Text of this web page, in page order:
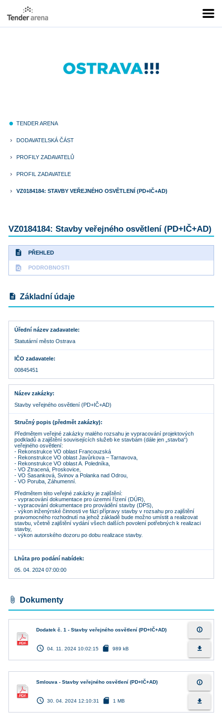
fiber_manual_record TENDER ARENA
keyboard_arrow_right DODAVATELSKÁ ČÁST
keyboard_arrow_right PROFILY ZADAVATELŮ
keyboard_arrow_right PROFIL ZADAVATELE
keyboard_arrow_right VZ0184184: STAVBY VEŘEJNÉHO OSVĚTLENÍ (PD+IČ+AD)
VZ0184184: Stavby veřejného osvětlení (PD+IČ+AD)
description PŘEHLED
find_in_page PODROBNOSTI
description Základní údaje
Úřední název zadavatele
Statutární město Ostrava
IČO zadavatele
00845451
Název zakázky
Stavby veřejného osvětlení (PD+IČ+AD)
Stručný popis (předmět zakázky)
Předmětem veřejné zakázky malého rozsahu je vypracování projektových
podkladů a zajištění souvisejících služeb ke stavbám (dále jen „stavba“)
veřejného osvětlení:
- Rekonstrukce VO oblast Francouzská
- Rekonstrukce VO oblast Javůrkova – Tarnavova,
- Rekonstrukce VO oblast A. Poledníka,
- VO Ztracená, Proskovice,
- VO Sasanková, Svinov a Polanka nad Odrou,
- VO Poruba, Záhumenní.
Předmětem této veřejné zakázky je zajištění:
- vypracování dokumentace pro územní řízení (DÚR),
- vypracování dokumentace pro provádění stavby (DPS),
- výkon inženýrské činnosti ve fázi přípravy stavby v rozsahu pro zajištění
pravomocného rozhodnutí na jehož základě bude možno umístit a realizovat
stavbu, včetně zajištění vydání všech dalších povolení potřebných k realizaci
stavby,
- výkon autorského dozoru po dobu realizace stavby.
Lhůta pro podání nabídek
05. 04. 2024 07:00:00
attach_file Dokumenty
Dodatek č. 1 - Stavby veřejného osvětlení (PD+IČ+AD)
access_time 04. 11. 2024 10:02:15 sd_card 989 kB
info_outline
file_download
Smlouva - Stavby veřejného osvětlení (PD+IČ+AD)
access_time 30. 04. 2024 12:10:31 sd_card 1 MB
info_outline
file_download